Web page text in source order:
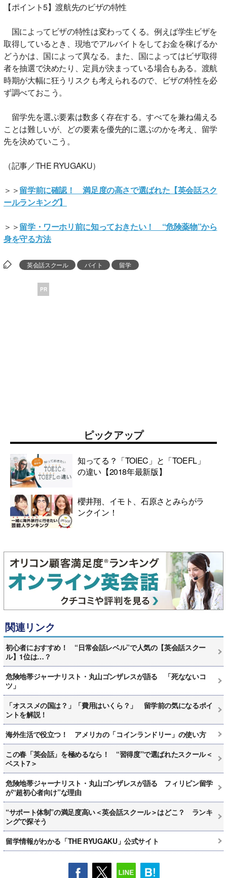
【ポイント5】渡航先のビザの特性
国によってビザの特性は変わってくる。例えば学生ビザを
取得しているとき、現地でアルバイトをしてお金を稼げるか
どうかは、国によって異なる。また、国によってはビザ取得
者を抽選で決めたり、定員が決まっている場合もある。渡航
時期が大幅に狂うリスクも考えられるので、ビザの特性を必
ず調べておこう。
留学先を選ぶ要素は数多く存在する。すべてを兼ね備える
ことは難しいが、どの要素を優先的に選ぶのかを考え、留学
先を決めていこう。
（記事／THE RYUGAKU）
＞＞留学前に確認！ 満足度の高さで選ばれた【英会話スク
ールランキング】
＞＞留学・ワーホリ前に知っておきたい！ “危険薬物”から
身を守る方法
英会話スクール バイト 留学
PR
ピックアップ
知ってる？「TOIEC」と「TOEFL」
の違い【2018年最新版】
櫻井翔、イモト、石原さとみらがラ
ンクイン！
関連リンク
初心者におすすめ！ “日常会話レベル”で人気の【英会話スクー
ル】1位は…？
危険地帯ジャーナリスト・丸山ゴンザレスが語る 「死なないコ
ツ」
「オススメの国は？」「費用はいくら？」 留学前の気になるポイ
ントを解説！
海外生活で役立つ！ アメリカの「コインランドリー」の使い方
この春「英会話」を極めるなら！ “習得度”で選ばれたスクール＜
ベスト7＞
危険地帯ジャーナリスト・丸山ゴンザレスが語る フィリピン留学
が“超初心者向け”な理由
“サポート体制”の満足度高い＜英会話スクール＞はどこ？ ランキ
ングで探そう
留学情報がわかる「THE RYUGAKU」公式サイト